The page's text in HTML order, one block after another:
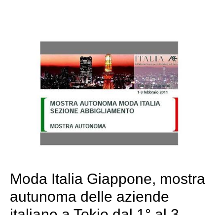
Moda Italia Giappone, mostra
autunoma delle aziende